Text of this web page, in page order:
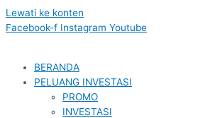
Lewati ke konten
Facebook-f Instagram Youtube
BERANDA
PELUANG INVESTASI
PROMO
INVESTASI